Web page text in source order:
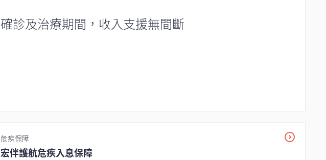
確診及治療期間，收入支援無間斷
危疾保障
宏伴護航危疾入息保障